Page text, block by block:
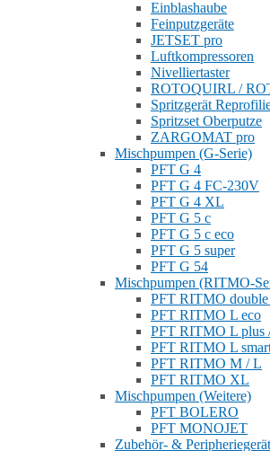
Einblashaube
Feinputzgeräte
JETSET pro
Luftkompressoren
Nivelliertaster
ROTOQUIRL /
Spritzgerät
Spritzset Oberputze
ZARGOMAT pro
Mischpumpen (G-Serie)
PFT G 4
PFT G 4 FC-230V
PFT G 4 XL
PFT G 5 c
PFT G 5 c eco
PFT G 5 super
PFT G 54
Mischpumpen (RITMO-
PFT RITMO
PFT RITMO L eco
PFT RITMO L plus
PFT RITMO L
PFT RITMO M / L
PFT RITMO XL
Mischpumpen (Weitere)
PFT BOLERO
PFT MONOJET
Zubehör- &